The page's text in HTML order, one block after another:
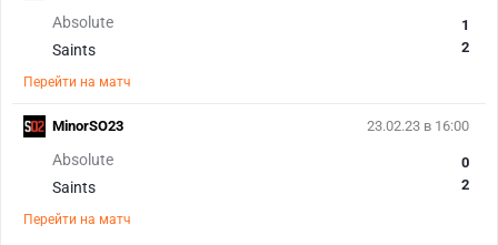
Absolute
Saints
1
2
Перейти на матч
23.02.23 в 16:00
Absolute
Saints
0
2
Перейти на матч
MinorSO23